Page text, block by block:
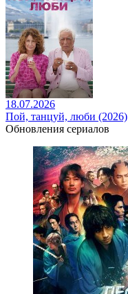
18.07.2026
Пой, танцуй, люби (2026)
Обновления сериалов